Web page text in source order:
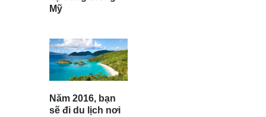
Mỹ
Năm 2016, bạn
sẽ đi du lịch nơi